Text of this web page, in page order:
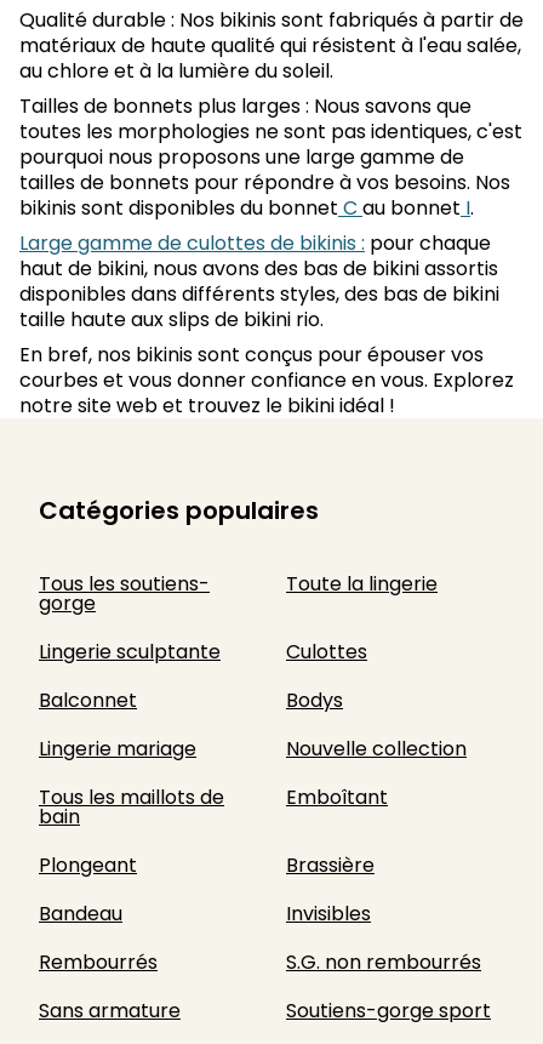
Qualité durable : Nos bikinis sont fabriqués à partir de
matériaux de haute qualité qui résistent à l'eau salée,
au chlore et à la lumière du soleil.
Tailles de bonnets plus larges : Nous savons que
toutes les morphologies ne sont pas identiques, c'est
pourquoi nous proposons une large gamme de
tailles de bonnets pour répondre à vos besoins. Nos
bikinis sont disponibles du bonnet C au bonnet I.
Large gamme de culottes de bikinis : pour chaque
haut de bikini, nous avons des bas de bikini assortis
disponibles dans différents styles, des bas de bikini
taille haute aux slips de bikini rio.
En bref, nos bikinis sont conçus pour épouser vos
courbes et vous donner confiance en vous. Explorez
notre site web et trouvez le bikini idéal !
Catégories populaires
Tous les soutiens-
gorge
Toute la lingerie
Lingerie sculptante
Culottes
Balconnet
Bodys
Lingerie mariage
Nouvelle collection
Tous les maillots de
bain
Emboîtant
Plongeant
Brassière
Bandeau
Invisibles
Rembourrés
S.G. non rembourrés
Sans armature
Soutiens-gorge sport